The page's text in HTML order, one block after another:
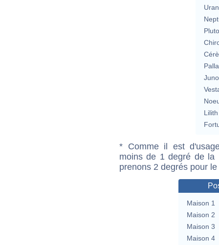
Lilith
* Comme il est
moins de 1 degré de la
prenons 2 degrés pour
Maison 1
Maison 2
Maison 3
Maison 4